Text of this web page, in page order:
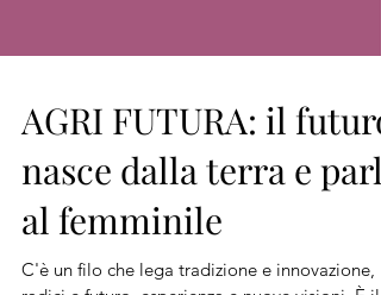
AGRI FUTURA: il futuro
nasce dalla terra e parla
al femminile